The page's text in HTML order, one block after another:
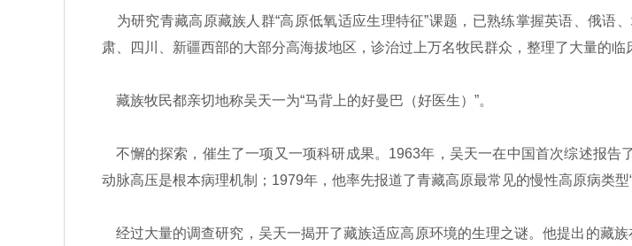
为研究青藏高原藏族人群“高原低氧适应生理特征”课题，已熟练掌握英语、俄语
肃、四川、新疆西部的大部分高海拔地区，诊治过上万名牧民群众，整理了大量的临
藏族牧民都亲切地称吴天一为“马背上的好曼巴（好医生）”。
不懈的探索，催生了一项又一项科研成果。1963年，吴天一在中国首次综述报告
动脉高压是根本病理机制；1979年，他率先报道了青藏高原最常见的慢性高原病类型
经过大量的调查研究，吴天一揭开了藏族适应高原环境的生理之谜。他提出的藏